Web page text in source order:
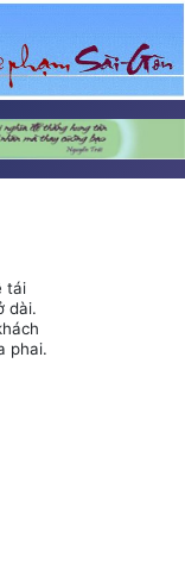
tái
dài.
phai.